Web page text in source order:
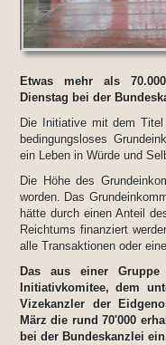
Etwas mehr als
Dienstag bei der
Die Initiative mit dem
bedingungsloses
ein Leben in Würde und
Die Höhe des
worden. Das
hätte durch einen Anteil
Reichtums finanziert
alle Transaktionen oder
Das aus einer Gruppe
Initiativkomitee, dem
Vizekanzler der
März die rund 70'000
bei der Bundeskanzlei